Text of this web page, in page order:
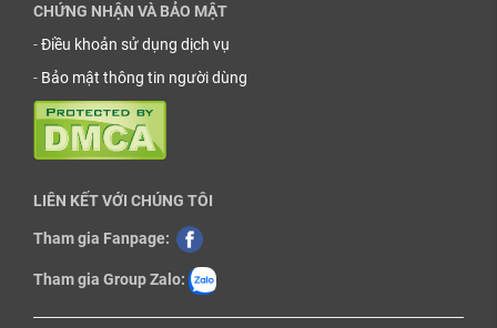
CHỨNG NHẬN VÀ BẢO MẬT
-Điều khoản sử dụng dịch vụ
- Bảo mật thông tin người dùng
LIÊN KẾT VỚI CHÚNG TÔI
Tham gia Fanpage:
Tham gia Group Zalo: